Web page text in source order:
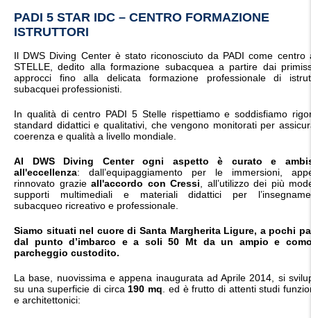
PADI 5 STAR IDC – CENTRO FORMAZIONE
ISTRUTTORI
Il DWS Diving Center è stato riconosciuto da PADI come centro
STELLE, dedito alla formazione subacquea a partire dai
approcci fino alla delicata formazione professionale di
subacquei professionisti.
In qualità di centro PADI 5 Stelle rispettiamo e soddisfiamo
standard didattici e qualitativi, che vengono monitorati per
coerenza e qualità a livello mondiale.
Al DWS Diving Center ogni aspetto è curato e
all'eccellenza: dall’equipaggiamento per le immersioni,
rinnovato grazie all'accordo con Cressi , all’utilizzo dei più
supporti multimediali e materiali didattici per
subacqueo ricreativo e professionale.
Siamo situati nel cuore di Santa Margherita Ligure, a pochi
dal punto d’imbarco e a soli 50 Mt da un ampio e
parcheggio custodito.
La base, nuovissima e appena inaugurata ad Aprile 2014, si
su una superficie di circa 190 mq . ed è frutto di attenti studi
e architettonici: